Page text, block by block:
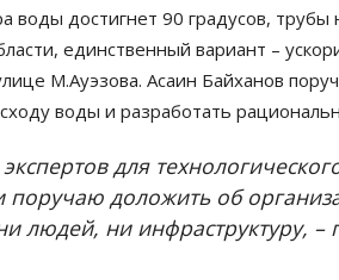
воды достигнет 90 градусов,
единственный вариант –
М.Ауэзова. Асаин Байханов
воды и разработать
для
доложить об
людей, ни инфраструктуру, –